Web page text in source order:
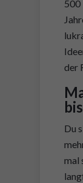
500
der
Du
mal